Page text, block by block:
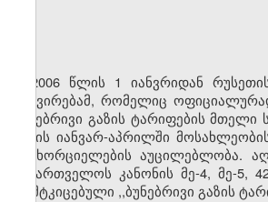
2006 წლის 1 იანვრიდან
გაძვირებამ, რომელიც
ბუნებრივი გაზის ტარიფების
წლის იანვარ-აპრილში
განხორციელების აუცილებლობა.
საქართველოს კანონის მე-4, მე-
დამტკიცებული ,,ბუნებრივი გაზის